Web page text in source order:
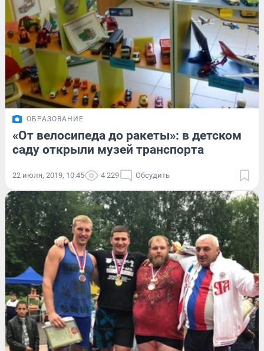
ОБРАЗОВАНИЕ
«От велосипеда до ракеты»: в детском
саду открыли музей транспорта
22 июля, 2019, 10:45 4 229 Обсудить